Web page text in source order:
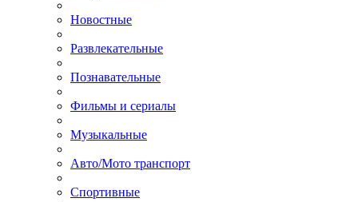
Новостные
Развлекательные
Познавательные
Фильмы и сериалы
Музыкальные
Авто/Мото транспорт
Спортивные